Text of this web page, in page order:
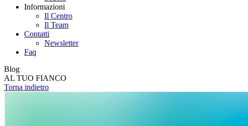
Informazioni
Il Centro
Il Team
Contatti
Newsletter
Faq
Blog
AL TUO FIANCO
Torna indietro